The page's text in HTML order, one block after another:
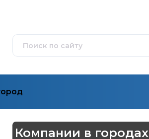
Компании в городах